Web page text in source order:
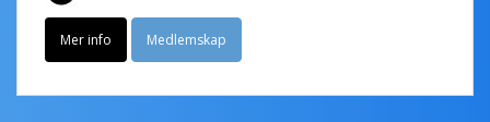
Mer info Medlemskap